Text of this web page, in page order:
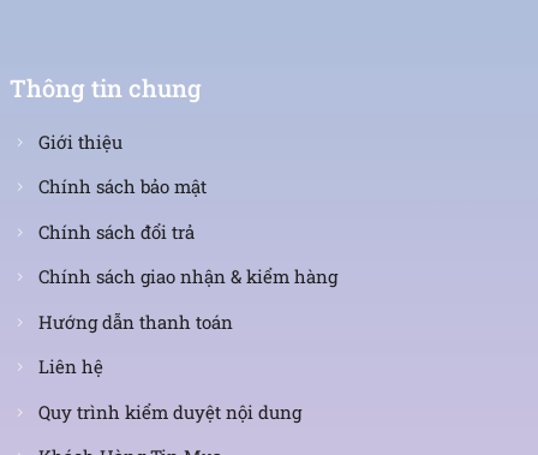
Thông tin chung
Giới thiệu
Chính sách bảo mật
Chính sách đổi trả
Chính sách giao nhận & kiểm hàng
Hướng dẫn thanh toán
Liên hệ
Quy trình kiểm duyệt nội dung